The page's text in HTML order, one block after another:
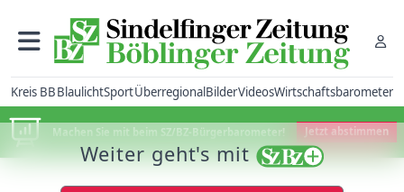
Kreis BBBlaulichtSportÜberregionalBilderVideosWirtschaftsbarometer
Machen Sie mit beim SZ/BZ-Bürgerbarometer! Jetzt abstimmen
Weiter geht's mit